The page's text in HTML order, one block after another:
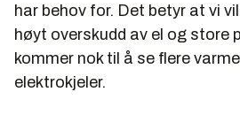
har behov for. Det betyr at vi
høyt overskudd av el og store
kommer nok til å se flere
elektrokjeler.